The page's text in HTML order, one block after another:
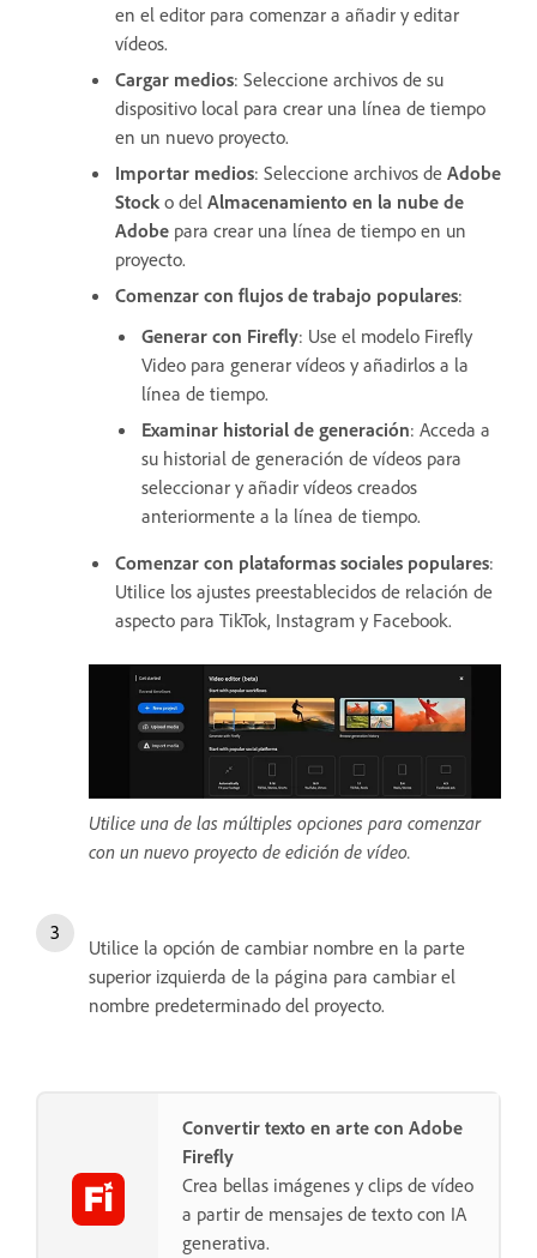
en el editor para comenzar a añadir y editar
vídeos.
Cargar medios: Seleccione archivos de su
dispositivo local para crear una línea de tiempo
en un nuevo proyecto.
Importar medios: Seleccione archivos de Adobe
Stock o del Almacenamiento en la nube de
Adobe para crear una línea de tiempo en un
proyecto.
Comenzar con flujos de trabajo populares:
Generar con Firefly: Use el modelo Firefly
Video para generar vídeos y añadirlos a la
línea de tiempo.
Examinar historial de generación: Acceda a
su historial de generación de vídeos para
seleccionar y añadir vídeos creados
anteriormente a la línea de tiempo.
Comenzar con plataformas sociales populares:
Utilice los ajustes preestablecidos de relación de
aspecto para TikTok, Instagram y Facebook.
Utilice una de las múltiples opciones para comenzar
con un nuevo proyecto de edición de vídeo.
Utilice la opción de cambiar nombre en la parte
superior izquierda de la página para cambiar el
nombre predeterminado del proyecto.
Convertir texto en arte con Adobe
Firefly
Crea bellas imágenes y clips de vídeo
a partir de mensajes de texto con IA
generativa.